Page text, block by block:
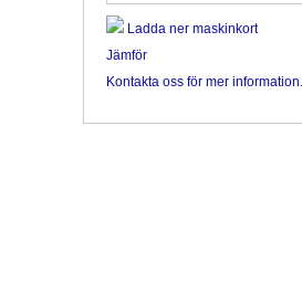
Ladda ner maskinkort
Jämför
Kontakta oss för mer information.